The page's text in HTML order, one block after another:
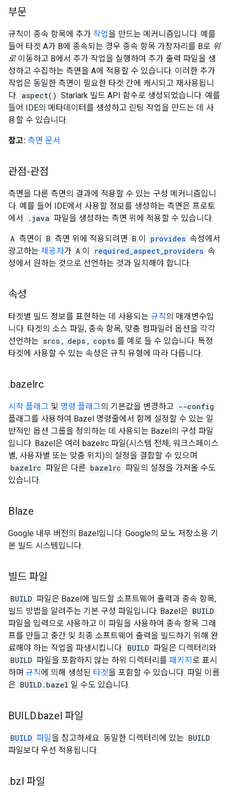
부문
규칙이 종속 항목에 추가 작업을 만드는 메커니즘입니다. 예를
들어 타겟 A가 B에 종속되는 경우 종속 항목 가장자리를 B로 위
로이동하고 B에서 추가 작업을 실행하여 추가 출력 파일을 생
성하고 수집하는 측면을 A에 적용할 수 있습니다. 이러한 추가
작업은 동일한 측면이 필요한 타겟 간에 캐시되고 재사용됩니
다. aspect() Starlark 빌드 API 함수로 생성되었습니다. 예를
들어 IDE의 메타데이터를 생성하고 린팅 작업을 만드는 데 사
용할 수 있습니다.
참고: 측면 문서
관점-관점
측면을 다른 측면의 결과에 적용할 수 있는 구성 메커니즘입니
다. 예를 들어 IDE에서 사용할 정보를 생성하는 측면은 프로토
에서
.java 파일을 생성하는 측면 위에 적용할 수 있습니다.
A 측면이 B 측면 위에 적용되려면 B 이 provides 속성에서
광고하는 제공자가 A 이 required_aspect_providers 속
성에서 원하는 것으로 선언하는 것과 일치해야 합니다.
속성
타겟별 빌드 정보를 표현하는 데 사용되는 규칙의 매개변수입
니다. 타겟의 소스 파일, 종속 항목, 맞춤 컴파일러 옵션을 각각
선언하는 srcs , deps , copts 를 예로 들 수 있습니다. 특정
타겟에 사용할 수 있는 속성은 규칙 유형에 따라 다릅니다.
.bazelrc
시작 플래그 및 명령 플래그의 기본값을 변경하고 --config
플래그를 사용하여 Bazel 명령줄에서 함께 설정할 수 있는 일
반적인 옵션 그룹을 정의하는 데 사용되는 Bazel의 구성 파일
입니다. Bazel은 여러 bazelrc 파일(시스템 전체, 워크스페이스
별, 사용자별 또는 맞춤 위치)의 설정을 결합할 수 있으며
bazelrc 파일은 다른 bazelrc 파일의 설정을 가져올 수도
있습니다.
Blaze
Google 내부 버전의 Bazel입니다. Google의 모노 저장소용 기
본 빌드 시스템입니다.
빌드 파일
BUILD 파일은 Bazel에 빌드할 소프트웨어 출력과 종속 항목,
빌드 방법을 알려주는 기본 구성 파일입니다. Bazel은 BUILD
파일을 입력으로 사용하고 이 파일을 사용하여 종속 항목 그래
프를 만들고 중간 및 최종 소프트웨어 출력을 빌드하기 위해 완
료해야 하는 작업을 파생시킵니다. BUILD 파일은 디렉터리와
BUILD 파일을 포함하지 않는 하위 디렉터리를 패키지 로 표시
하며 규칙에 의해 생성된 타겟을 포함할 수 있습니다. 파일 이름
은 BUILD.bazel 일 수도 있습니다.
BUILD.bazel 파일
BUILD 파일을 참고하세요. 동일한 디렉터리에 있는 BUILD
파일보다 우선 적용됩니다.
.bzl 파일